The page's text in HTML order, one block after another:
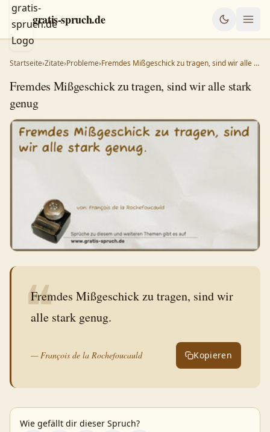
gratis-spruch.de
Startseite›Zitate›Probleme›Fremdes Mißgeschick zu tragen, sind wir alle …
Fremdes Mißgeschick zu tragen, sind wir alle stark
genug
❝
Fremdes Mißgeschick zu tragen, sind wir
alle stark genug.
—François de la Rochefoucauld Kopieren
Wie gefällt dir dieser Spruch?